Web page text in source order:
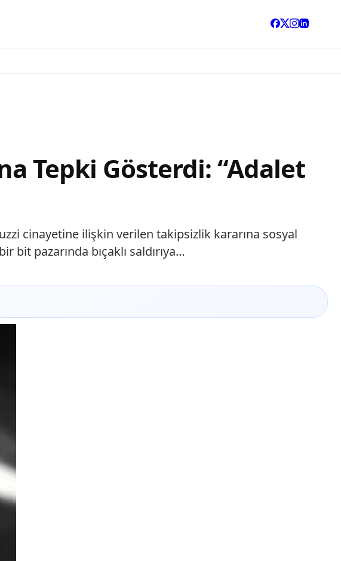
Tepki Gösterdi: “Adalet
cinayetine ilişkin verilen takipsizlik kararına sosyal
bit pazarında bıçaklı saldırıya…